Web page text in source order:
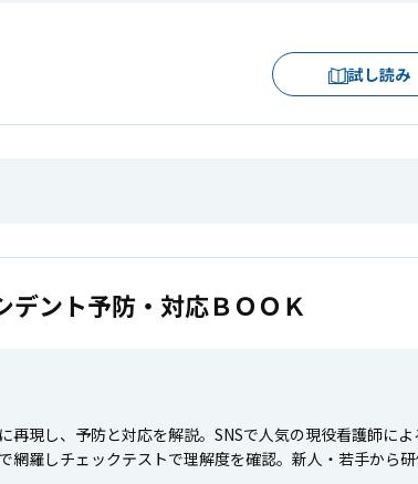
試し読み
ント予防・対応ＢＯＯＫ
現し、予防と対応を解説。SNSで人気の現役看護師に
網羅しチェックテストで理解度を確認。新人・若手から